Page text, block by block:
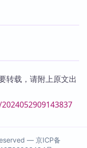
转载，请附上原文出
— 京ICP备